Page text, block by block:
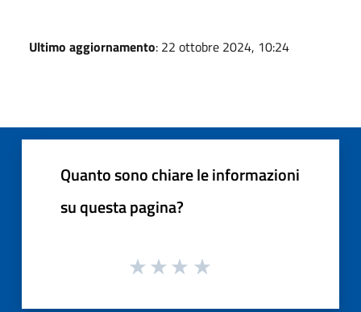
Ultimo aggiornamento: 22 ottobre 2024, 10:24
Quanto sono chiare le informazioni
su questa pagina?